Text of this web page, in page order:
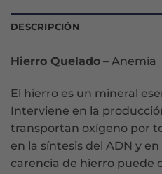
DESCRIPCIÓN
Hierro Quelado – Anemia
El hierro es un mineral
Interviene en la
transportan oxígeno por
en la síntesis del ADN y
carencia de hierro puede